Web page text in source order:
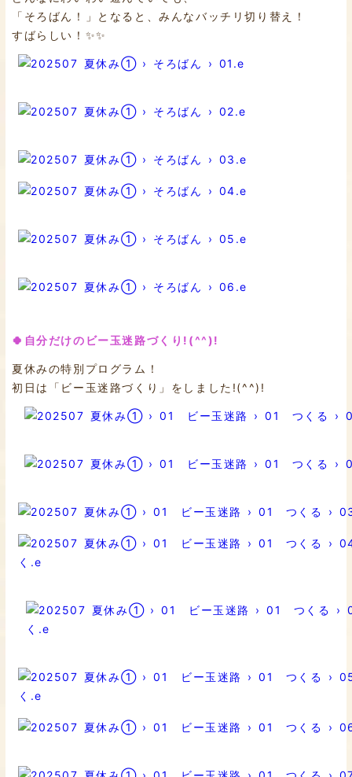
「そろばん！」となると、みんなバッチリ切り替え！
すばらしい！✨✨
🍀自分だけのビー玉迷路づくり!(^^)!
夏休みの特別プログラム！
初日は「ビー玉迷路づくり」をしました!(^^)!